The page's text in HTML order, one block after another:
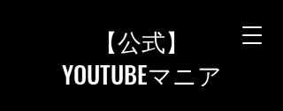
【公式】
YOUTUBEマニア